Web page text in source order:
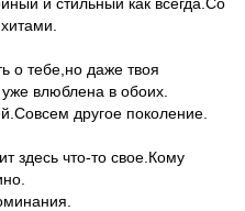
о тебе,но даже твоя
влюблена в обоих.
другое поколение.
здесь что-то свое.Кому